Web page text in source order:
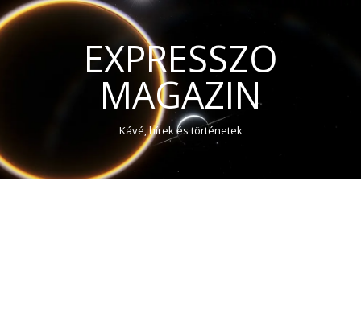
EXPRESSZO
MAGAZIN
Kávé, hírek és történetek